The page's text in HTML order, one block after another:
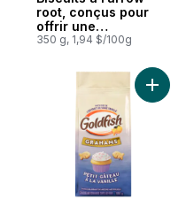
root, conçus pour
offrir une
expérience plus
350 g, 1,94 $/100g